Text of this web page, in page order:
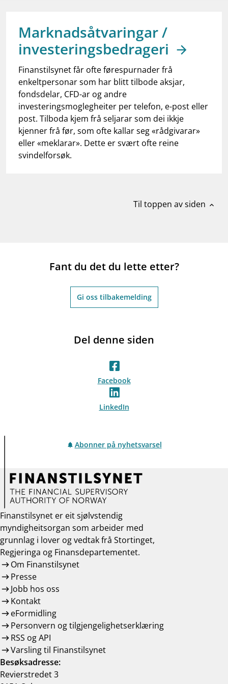
dashboardInformasjon for investorer
notifications_noneAbonner på nyhetsvarsel
Marknadsåtvaringar /
investeringsbedrageri
Finanstilsynet får ofte førespurnader frå
enkeltpersonar som har blitt tilbode aksjar,
fondsdelar, CFD-ar og andre
investeringsmoglegheiter per telefon, e-post eller
post. Tilboda kjem frå seljarar som dei ikkje
kjenner frå før, som ofte kallar seg «rådgivarar»
eller «meklarar». Dette er svært ofte reine
svindelforsøk.
Til toppen av siden expand_less
Fant du det du lette etter?
Gi oss tilbakemelding
Del denne siden
Facebook
LinkedIn
Abonner på nyhetsvarsel
Finanstilsynet er eit sjølvstendig
myndigheitsorgan som arbeider med
grunnlag i lover og vedtak frå Stortinget,
Regjeringa og Finansdepartementet.
Om Finanstilsynet
Presse
Jobb hos oss
Kontakt
eFormidling
Personvern og tilgjengelighetserklæring
RSS og API
Varsling til Finanstilsynet
Besøksadresse:
Revierstredet 3